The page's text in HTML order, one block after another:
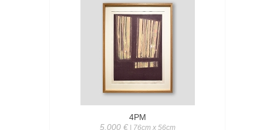
4PM
5.000 €| 76cm x 56cm